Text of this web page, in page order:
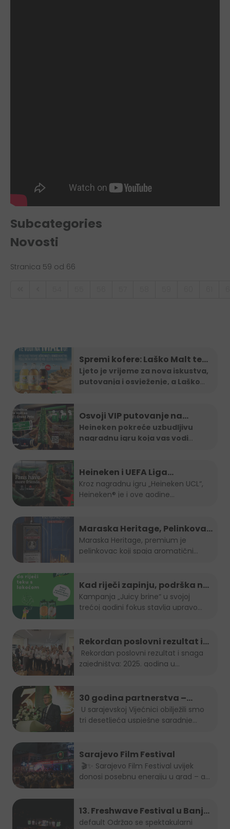
Subcategories
Novosti
Stranica 59 od 66
Spremi kofere: Laško Malt te
vodi na Maltu
Ljeto je vrijeme za nova iskustva,
putovanja i osvježenje, a Laško...
Osvoji VIP putovanje na
Formula 1 utrku uz Heineken
nagradnu igru
Heineken pokreće uzbudljivu
nagradnu igru koja vas vodi
Heineken i UEFA Liga
šampiona nagradili ljubitelje
nogometa u BiH
Kroz nagradnu igru „Heineken UCL“,
Heineken® je i ove godine...
Maraska Heritage, Pelinkovac
nad Pelinkovcima
Maraska Heritage, premium je
pelinkovac koji spaja aromatični
Kad riječi zapinju, podrška ne
smije: "Juicy brine" otvara
temu disleksije
Kampanja „Juicy brine“ u svojoj
trećoj godini fokus stavlja upravo...
Rekordan poslovni rezultat i
snaga zajedništva: 2025.
godina u Boreasu
zajedništva: 2025. godina u...
30 godina partnerstva –
Stanić Grupa & HEINEKEN u BiH
tri desetljeća uspješne saradnje...
Sarajevo Film Festival
donosi posebnu energiju u grad – a
13. Freshwave Festival u Banjoj
Luci
default